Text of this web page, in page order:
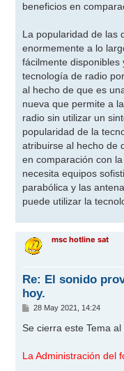
beneficios en
La popularidad de las
enormemente a lo
fácilmente
tecnología de radio
al hecho de que es
nueva que permite a
radio sin utilizar un
popularidad de la
atribuirse al hecho de
en comparación con
necesita equipos
parabólica y las
puede utilizar la
msc hotline sat
Re: El sonido
hoy.
M
n
s
e
28 May 2021, 14:24
Se cierra este Tema
La Administración del